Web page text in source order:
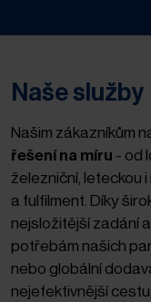
Naše služby
Našim zákazníkům
řešení na míru - od
železniční, leteckou
a fulfilment. Díky
nejsložitější zadání
potřebám našich
nebo globální
nejefektivnější